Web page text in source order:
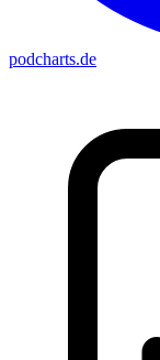
podcharts.de